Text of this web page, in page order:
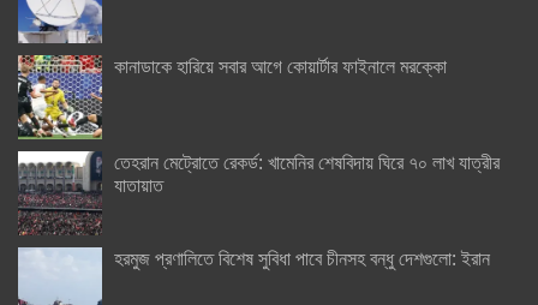
কানাডাকে হারিয়ে সবার আগে কোয়ার্টার ফাইনালে মরক্কো
তেহরান মেট্রোতে রেকর্ড: খামেনির শেষবিদায় ঘিরে ৭০ লাখ যাত্রীর
যাতায়াত
হরমুজ প্রণালিতে বিশেষ সুবিধা পাবে চীনসহ বন্ধু দেশগুলো: ইরান